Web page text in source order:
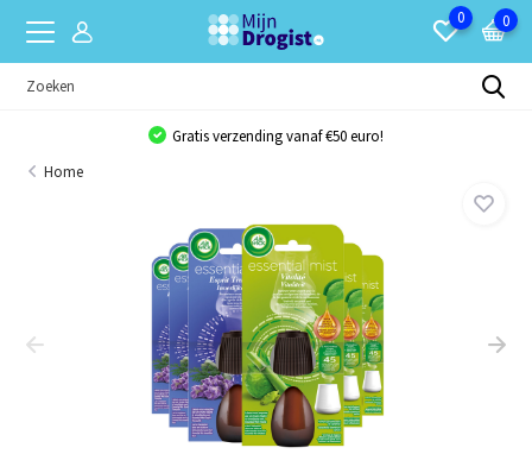
0 0
Gratis verzending vanaf €50 euro!
Home